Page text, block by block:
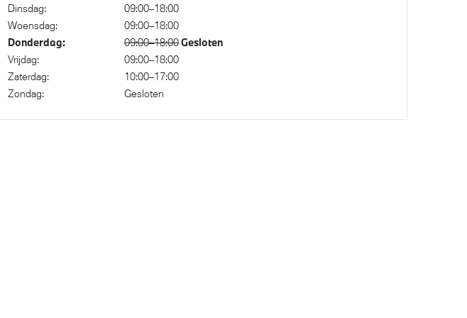
Steptronic transmissie met
schakelpaddles aan het stuurwiel
Dinsdag:
09:00–18:00
Woensdag:
09:00–18:00
Donderdag: 09:00–18:00Gesloten
Vrijdag:
09:00–18:00
Zaterdag:
10:00–17:00
Zondag:
Gesloten